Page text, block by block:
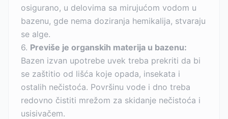
osigurano, u delovima sa mirujućom vodom u
bazenu, gde nema doziranja hemikalija, stvaraju
se alge.
6. Previše je organskih materija u bazenu:
Bazen izvan upotrebe uvek treba prekriti da bi
se zaštitio od lišća koje opada, insekata i
ostalih nečistoća. Površinu vode i dno treba
redovno čistiti mrežom za skidanje nečistoća i
usisivačem.